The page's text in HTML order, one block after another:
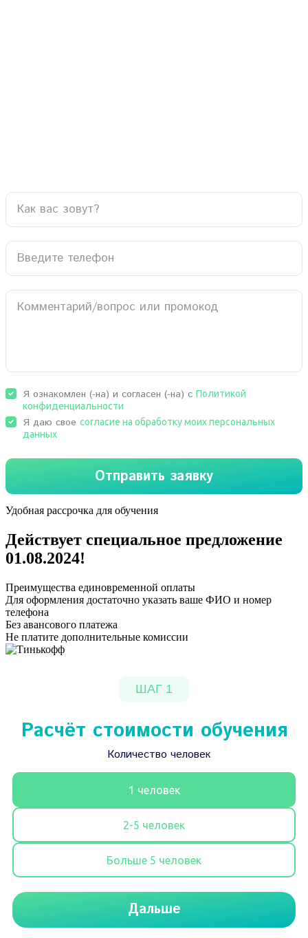
Удобная рассрочка для обучения
Действует специальное предложение
01.08.2024!
Преимущества единовременной оплаты
Для оформления достаточно указать ваше ФИО и номер
телефона
Без авансового платежа
Не платите дополнительные комиссии